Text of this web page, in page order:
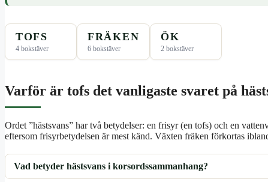
TOFS
4 bokstäver
FRÄKEN
6 bokstäver
ÖK
2 bokstäver
Varför är tofs det vanligaste svaret på
Ordet ”hästsvans” har två betydelser: en frisyr (en tofs) och en
eftersom frisyrbetydelsen är mest känd. Växten fräken förkortas
Vad betyder hästsvans i korsordssammanhang?